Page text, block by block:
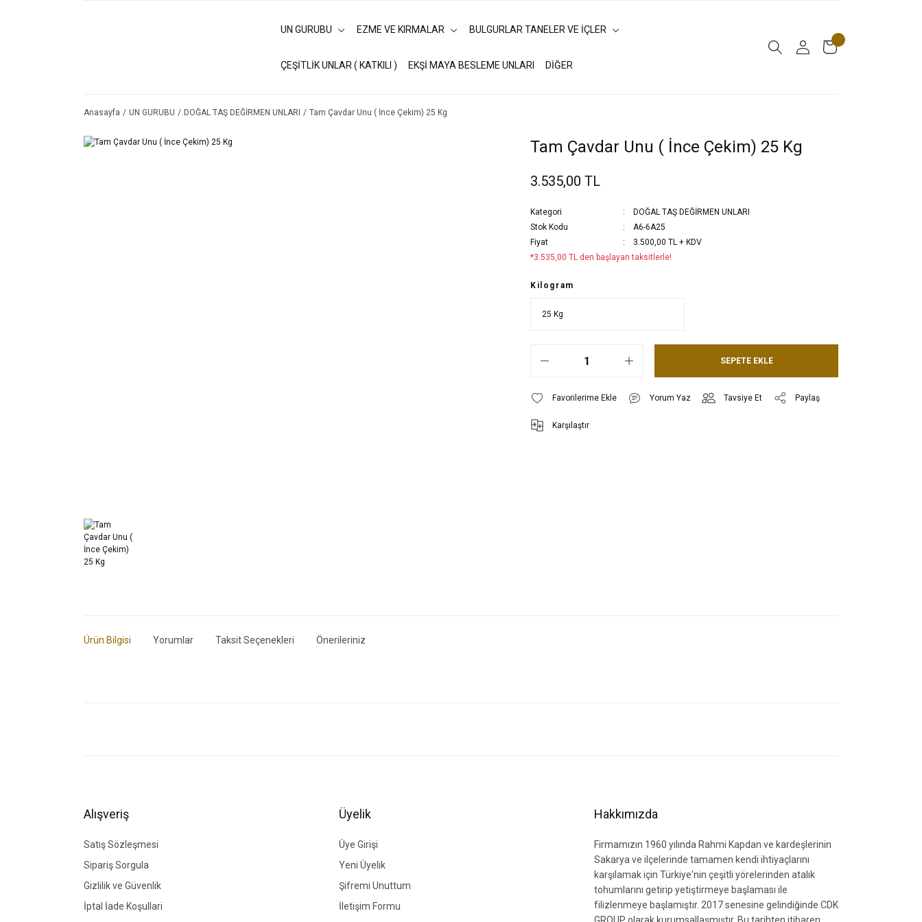
UN GURUBU EZME VE KIRMALAR BULGURLAR TANELER VE İÇLER
ÇEŞİTLİK UNLAR ( KATKILI ) EKŞİ MAYA BESLEME UNLARI DİĞER
Anasayfa UN GURUBU DOĞAL TAŞ DEĞİRMEN UNLARI Tam Çavdar Unu ( İnce Çekim) 25 Kg
Tam Çavdar Unu ( İnce Çekim) 25 Kg
3.535,00 TL
Kategori
DOĞAL TAŞ DEĞİRMEN UNLARI
Stok Kodu
A6-6A25
Fiyat
3.500,00 TL + KDV
*3.535,00 TL den başlayan taksitlerle!
Kilogram
SEPETE EKLE
Yorum Yaz Tavsiye Et Paylaş
Karşılaştır
Ürün Bilgisi Yorumlar Taksit Seçenekleri Önerileriniz
Ürün fiyatı diğer sitelerden daha pahalı.
Bu ürüne benzer farklı alternatifler olmalı.
Alışveriş
Satış Sözleşmesi
Sipariş Sorgula
Gizlilik ve Güvenlik
İptal İade Koşullari
Üyelik
Üye Girişi
Yeni Üyelik
Şifremi Unuttum
İletişim Formu
Hakkımızda
Firmamızın 1960 yılında Rahmi Kapdan ve kardeşlerinin
Sakarya ve ilçelerinde tamamen kendi ihtiyaçlarını
karşılamak için Türkiye'nin çeşitli yörelerinden atalık
tohumlarını getirip yetiştirmeye başlaması ile
filizlenmeye başlamıştır. 2017 senesine gelindiğinde CDK